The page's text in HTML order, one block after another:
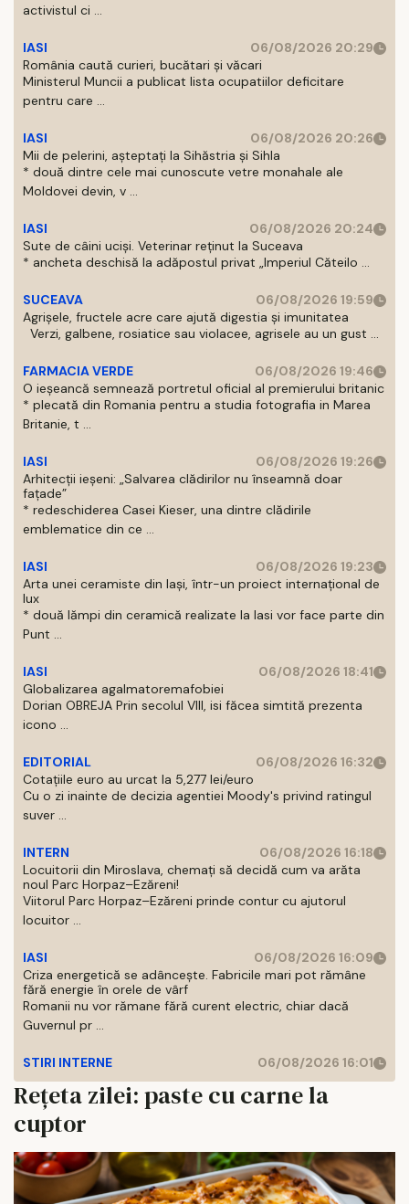
activistul ci ...
IASI
06/08/2026 20:29
România caută curieri, bucătari și văcari
Ministerul Muncii a publicat lista ocupatiilor deficitare
pentru care ...
IASI
06/08/2026 20:26
Mii de pelerini, așteptați la Sihăstria și Sihla
* două dintre cele mai cunoscute vetre monahale ale
Moldovei devin, v ...
IASI
06/08/2026 20:24
Sute de câini uciși. Veterinar reținut la Suceava
* ancheta deschisă la adăpostul privat „Imperiul Căteilo ...
SUCEAVA
06/08/2026 19:59
Agrișele, fructele acre care ajută digestia și imunitatea
Verzi, galbene, rosiatice sau violacee, agrisele au un gust ...
FARMACIA VERDE
06/08/2026 19:46
O ieșeancă semnează portretul oficial al premierului britanic
* plecată din Romania pentru a studia fotografia in Marea
Britanie, t ...
IASI
06/08/2026 19:26
Arhitecții ieșeni: „Salvarea clădirilor nu înseamnă doar
fațade”
* redeschiderea Casei Kieser, una dintre clădirile
emblematice din ce ...
IASI
06/08/2026 19:23
Arta unei ceramiste din Iași, într-un proiect internațional de
lux
* două lămpi din ceramică realizate la Iasi vor face parte din
Punt ...
IASI
06/08/2026 18:41
Globalizarea agalmatoremafobiei
Dorian OBREJA Prin secolul VIII, isi făcea simtită prezenta
icono ...
EDITORIAL
06/08/2026 16:32
Cotațiile euro au urcat la 5,277 lei/euro
Cu o zi inainte de decizia agentiei Moody's privind ratingul
suver ...
INTERN
06/08/2026 16:18
Locuitorii din Miroslava, chemați să decidă cum va arăta
noul Parc Horpaz–Ezăreni!
Viitorul Parc Horpaz–Ezăreni prinde contur cu ajutorul
locuitor ...
IASI
06/08/2026 16:09
Criza energetică se adâncește. Fabricile mari pot rămâne
fără energie în orele de vârf
Romanii nu vor rămane fără curent electric, chiar dacă
Guvernul pr ...
STIRI INTERNE 06/08/2026 16:01
Rețeta zilei: paste cu carne la
cuptor